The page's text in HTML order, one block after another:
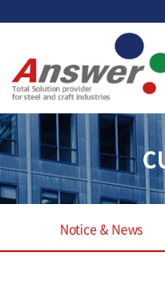
Notice & News